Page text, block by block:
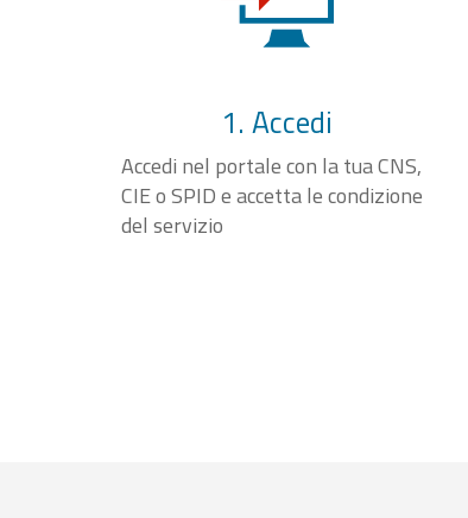
1. Accedi
Accedi nel portale con la tua CNS,
CIE o SPID e accetta le condizione
del servizio